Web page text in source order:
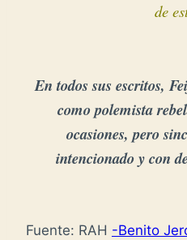
de
En todos sus escritos,
como polemista
ocasiones, pero
intencionado y con
Fuente: RAH -Benito